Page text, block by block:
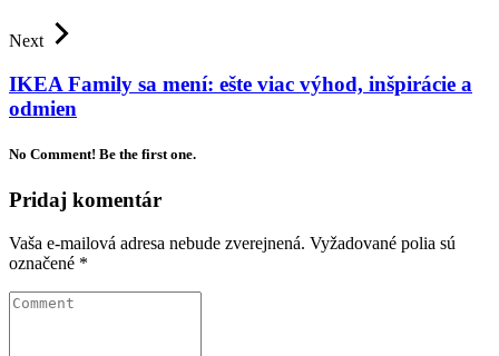
Next
IKEA Family sa mení: ešte viac výhod, inšpirácie a
odmien
No Comment! Be the first one.
Pridaj komentár
Vaša e-mailová adresa nebude zverejnená. Vyžadované polia sú
označené *